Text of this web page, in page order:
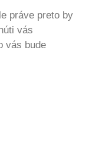
práve preto by
vás
vás bude